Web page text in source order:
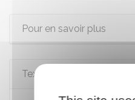
Pour en savoir plus
Textes de référence